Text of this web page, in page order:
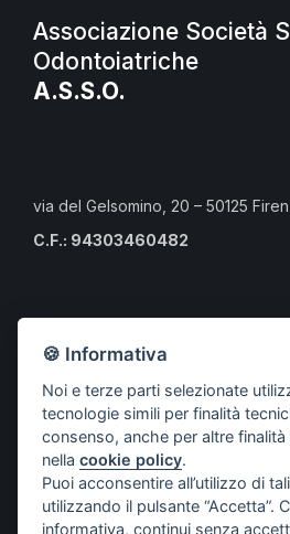
Associazione Società
Odontoiatriche
A.S.S.O.
via del Gelsomino, 20 – 50125
C.F.: 94303460482
Risorse per i professionisti
Risorse per i cittadini
Risorse per gli Studenti
A.S.S.O.
Società aderenti
Progetti
🍪 Informativa
Noi e terze parti selezionate
tecnologie simili per finalità
consenso, anche per altre
nellacookie policy.
Puoi acconsentire all’utilizzo di
utilizzando il pulsante “Accetta”.
informativa, continui senza